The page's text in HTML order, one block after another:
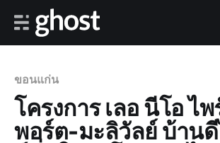
ขอนแก่น
โครงการ เลอ นีโอ ไ
พอร์ต-มะลิวัลย์ บ้าน